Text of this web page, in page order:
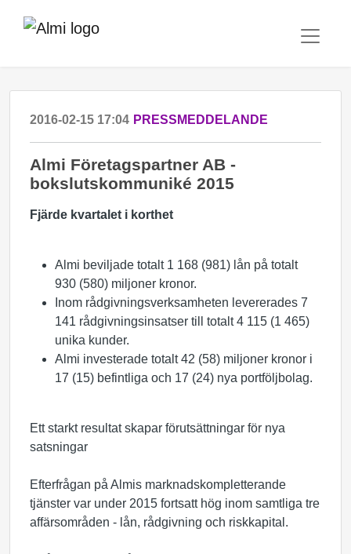
2016-02-15 17:04 PRESSMEDDELANDE
​Almi Företagspartner AB -
bokslutskommuniké 2015
Fjärde kvartalet i korthet
Almi beviljade totalt 1 168 (981) lån på totalt
930 (580) miljoner kronor.
Inom rådgivningsverksamheten levererades 7
141 rådgivningsinsatser till totalt 4 115 (1 465)
unika kunder.
Almi investerade totalt 42 (58) miljoner kronor i
17 (15) befintliga och 17 (24) nya portföljbolag.
Ett starkt resultat skapar förutsättningar för nya
satsningar
Efterfrågan på Almis marknadskompletterande
tjänster var under 2015 fortsatt hög inom samtliga tre
affärsområden - lån, rådgivning och riskkapital.